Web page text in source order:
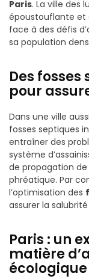
Paris. La ville des
époustouflante et
face à des défis
sa population
Des
pour
Dans une ville
fosses septiques
entraîner des
système
de propagation
phréatique. Par
l’optimisation des
assurer la
Paris : un
matière
écologique